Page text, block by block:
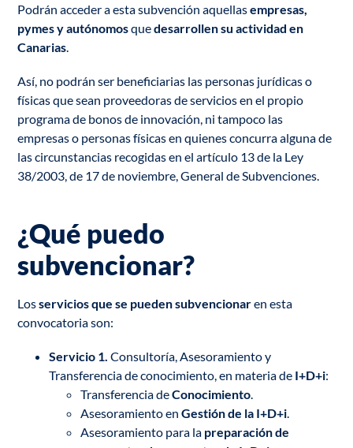
Podrán acceder a esta subvención aquellasempresas,
pymes y autónomosquedesarrollen su actividad en
Canarias.
Así, no podrán ser beneficiarias las personas jurídicas o
físicas que sean proveedoras de servicios en el propio
programa de bonos de innovación, ni tampoco las
empresas o personas físicas en quienes concurra alguna de
las circunstancias recogidas en el artículo 13 de la Ley
38/2003, de 17 de noviembre, General de Subvenciones.
¿Qué puedo
subvencionar?
Losservicios que se pueden subvencionaren esta
convocatoria son:
Servicio 1. Consultoría, Asesoramiento y
Transferencia de conocimiento, en materia de I+D+i:
Transferencia deConocimiento.
Asesoramiento enGestión de la I+D+i.
Asesoramiento para la preparación de